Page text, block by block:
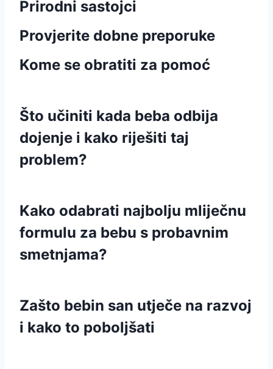
Prirodni sastojci
Provjerite dobne preporuke
Kome se obratiti za pomoć
Što učiniti kada beba odbija
dojenje i kako riješiti taj
problem?
Kako odabrati najbolju mliječnu
formulu za bebu s probavnim
smetnjama?
Zašto bebin san utječe na razvoj
i kako to poboljšati